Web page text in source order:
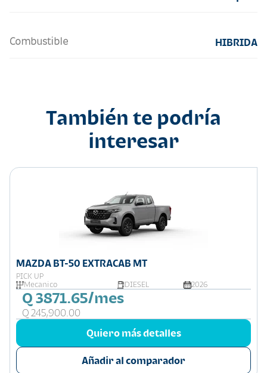
Combustible HIBRIDA
También te podría
interesar
MAZDA BT-50 EXTRACAB MT
PICK UP
Mecanico
DIESEL 2026
Q 3871.65/mes
Q 245,900.00
Quiero más detalles
Añadir al comparador